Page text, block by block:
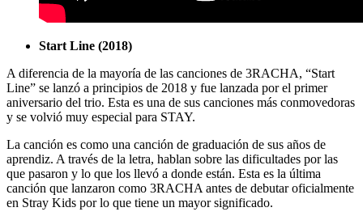
Start Line (2018)
A diferencia de la mayoría de las canciones de 3RACHA, “Start
Line” se lanzó a principios de 2018 y fue lanzada por el primer
aniversario del trio. Esta es una de sus canciones más conmovedoras
y se volvió muy especial para STAY.
La canción es como una canción de graduación de sus años de
aprendiz. A través de la letra, hablan sobre las dificultades por las
que pasaron y lo que los llevó a donde están. Esta es la última
canción que lanzaron como 3RACHA antes de debutar oficialmente
en Stray Kids por lo que tiene un mayor significado.